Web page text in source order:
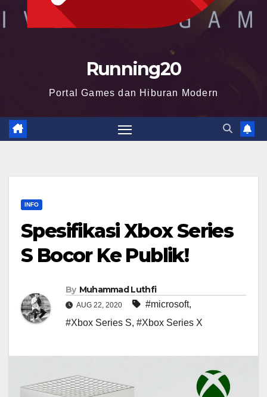
Running20
Portal Games dan Hiburan Modern
INFO
Spesifikasi Xbox Series
S Bocor Ke Publik!
By Muhammad Luthfi
AUG 22, 2020 #microsoft,
#Xbox Series S, #Xbox Series X